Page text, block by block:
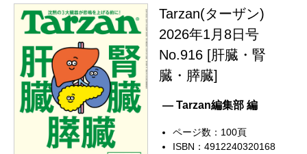
Tarzan(ターザン)
2026年1月8日号
No.916 [肝臓・腎
臓・膵臓]
— Tarzan編集部 編
ページ数：100頁
ISBN：4912240320168